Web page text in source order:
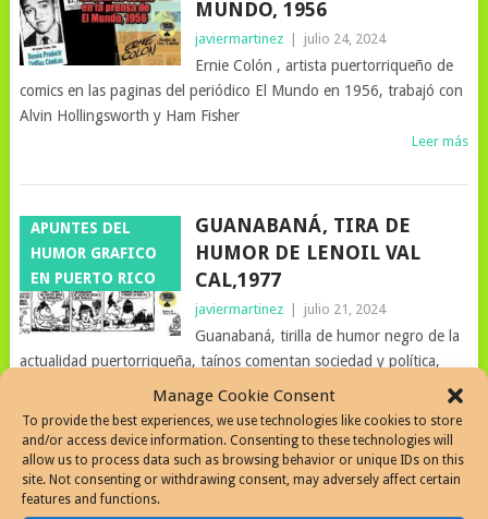
Manage Cookie Consent
To provide the best experiences, we use technologies like cookies to store
and/or access device information. Consenting to these technologies will
allow us to process data such as browsing behavior or unique IDs on this
site. Not consenting or withdrawing consent, may adversely affect certain
features and functions.
MUNDO, 1956
javiermartinez julio 24, 2024
Ernie Colón , artista puertorriqueño de
comics en las paginas del periódico El Mundo en 1956, trabajó con
Alvin Hollingsworth y Ham Fisher
Leer más
APUNTES DEL
HUMOR GRAFICO
EN PUERTO RICO
GUANABANÁ, TIRA DE
HUMOR DE LENOIL VAL
CAL,1977
javiermartinez julio 21, 2024
Guanabaná, tirilla de humor negro de la
actualidad puertorriqueña, taínos comentan sociedad y política,
Leer más
A DIARIO EN EL